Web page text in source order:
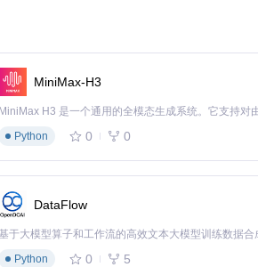
的IP地址
MiniMax-H3
Python
0 0
DataFlow
基于大模型算子和工作流的高效文本大模型训练数据合
Python
0 5